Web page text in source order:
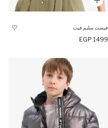
فيست سليم فيت
1499 EGP